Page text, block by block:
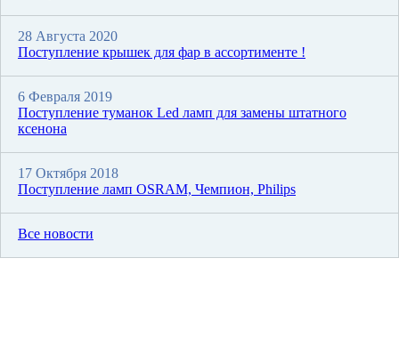
28 Августа 2020
Поступление крышек для фар в ассортименте !
6 Февраля 2019
Поступление туманок Led ламп для замены штатного
ксенона
17 Октября 2018
Поступление ламп OSRAM, Чемпион, Philips
Все новости